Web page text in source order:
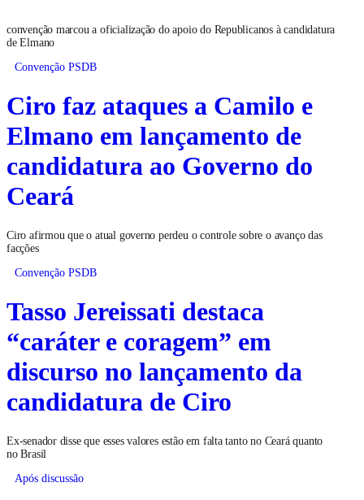
convenção marcou a oficialização do apoio do Republicanos à candidatura
de Elmano
Convenção PSDB
Ciro faz ataques a Camilo e
Elmano em lançamento de
candidatura ao Governo do
Ceará
Ciro afirmou que o atual governo perdeu o controle sobre o avanço das
facções
Convenção PSDB
Tasso Jereissati destaca
“caráter e coragem” em
discurso no lançamento da
candidatura de Ciro
Ex-senador disse que esses valores estão em falta tanto no Ceará quanto
no Brasil
Após discussão